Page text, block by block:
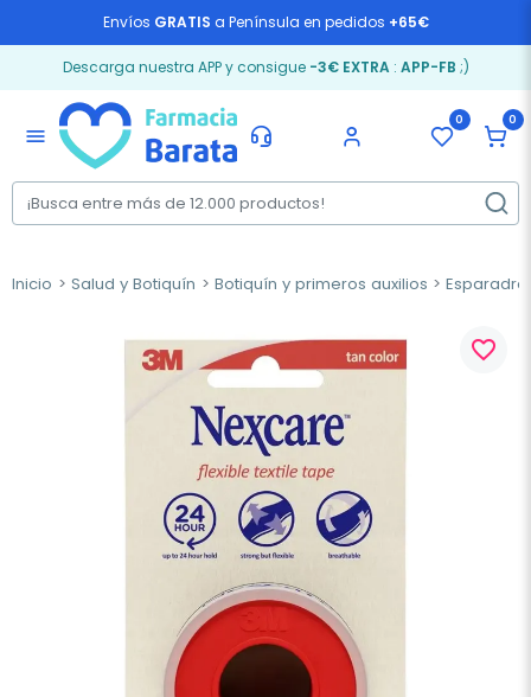
Envíos GRATIS a Península en pedidos +65€
Descarga nuestra APP y consigue -3€ EXTRA: APP-FB ;)
menu
0 0
Inicio Salud y Botiquín Botiquín y primeros auxilios
favorite_border